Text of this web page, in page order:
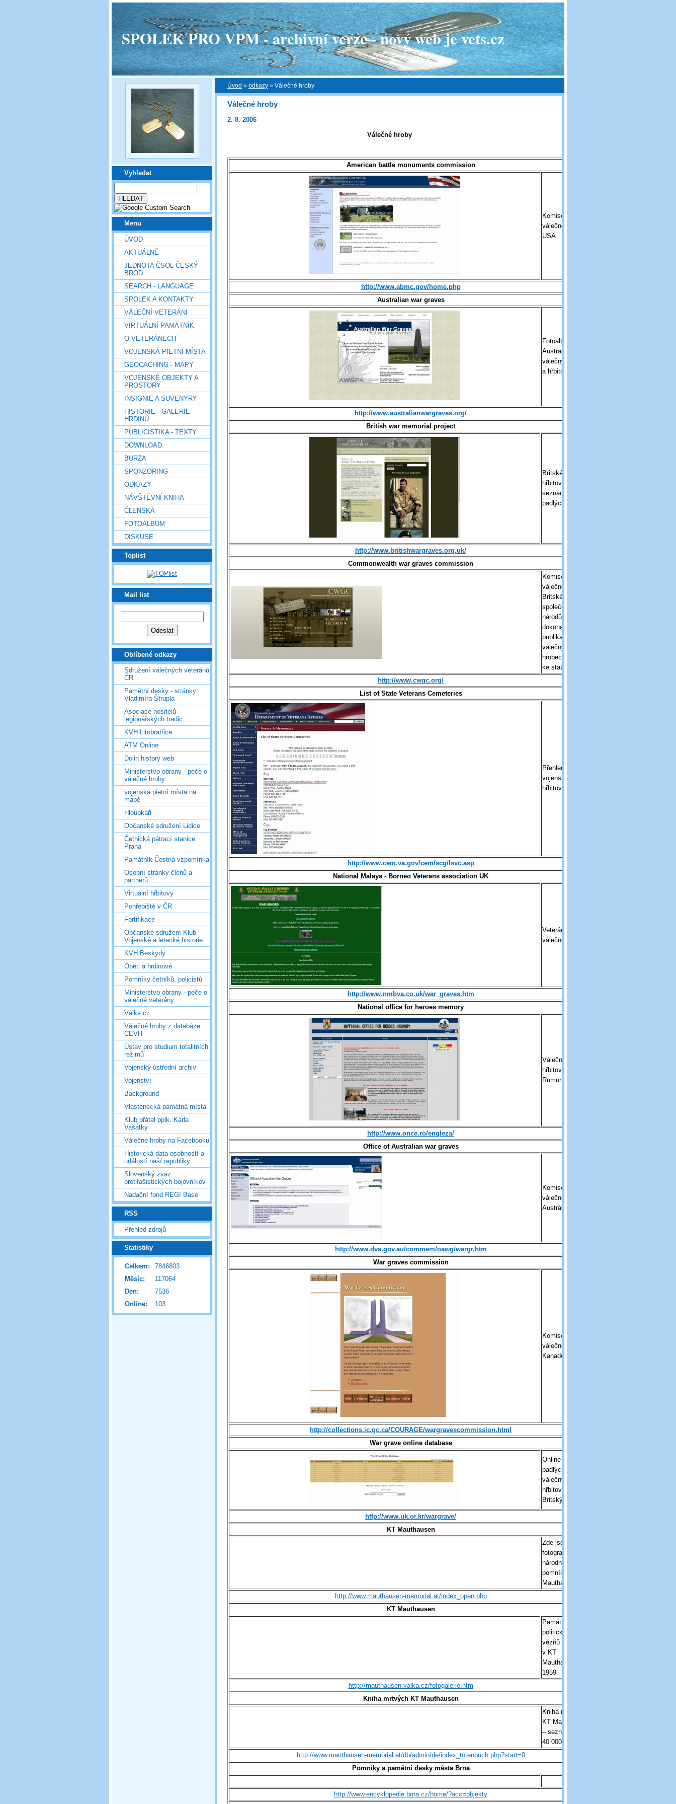
SPOLEK PRO VPM - archivní verze - nový web je vets.cz
Vyhledat
Menu
ÚVOD
AKTUÁLNĚ
JEDNOTA ČSOL ČESKÝ
BROD
SEARCH - LANGUAGE
SPOLEK A KONTAKTY
VÁLEČNÍ VETERÁNI
VIRTUÁLNÍ PAMÁTNÍK
O VETERÁNECH
VOJENSKÁ PIETNÍ MÍSTA
GEOCACHING - MAPY
VOJENSKÉ OBJEKTY A
PROSTORY
INSIGNIE A SUVENYRY
HISTORIE - GALERIE
HRDINŮ
PUBLICISTIKA - TEXTY
DOWNLOAD
BURZA
SPONZORING
ODKAZY
NÁVŠTĚVNÍ KNIHA
ČLENSKÁ
FOTOALBUM
DISKUSE
Toplist
Mail list
Oblíbené odkazy
Sdružení válečných veteránů
ČR
Pamětní desky - stránky
Vladimíra Štrupla
Asociace nositelů
legionářských tradic
KVH Litobratřice
ATM Online
Dolin history web
Ministerstvo obrany - péče o
válečné hroby
vojenská pietní místa na
mapě
Hloubkaři
Občanské sdružení Lidice
Četnická pátrací stanice
Praha
Památník Čestná vzpomínka
Osobní stránky členů a
partnerů
Virtuální hřbitovy
Pohřebiště v ČR
Fortifikace
Občanské sdružení Klub
Vojenské a letecké historie
KVH Beskydy
Oběti a hrdinové
Pomníky četníků, policistů
Ministerstvo obrany - péče o
válečné veterány
Válka.cz
Válečné hroby z databáze
CEVH
Ústav pro studium totalitních
režimů
Vojenský ústřední archiv
Vojenství
Background
Vlastenecká památná místa
Klub přátel pplk. Karla
Vašátky
Válečné hroby na Facebooku
Historická data osobností a
událostí naší republiky
Slovenský zväz
protifašistických bojovníkov
Nadační fond REGI Base
RSS
Přehled zdrojů
Statistiky
Online: 103
Celkem:
7846803
Měsíc:
117064
Den:
7536
Úvod » odkazy » Válečné hroby
Válečné hroby
2. 8. 2006
Válečné hroby
American battle monuments commission
Komise pro
válečné hroby v
USA
http://www.abmc.gov/home.php
Australian war graves
Fotoalbym
Australských
válečných hrobů
a hřbitovů
http://www.australianwargraves.org/
British war memorial project
Britské válečné
hřbitovy a hroby,
seznamy
padlých
http://www.britishwargraves.org.uk/
Commonwealth war graves commission
Komise pro
válečné hroby
Britského
společenství
národů,
dokonalé
publikace o
válečných
hrobech zdarma
ke stažení
http://www.cwgc.org/
List of State Veterans Cemeteries
Přehled státních
vojenských
hřbitovů v USA
http://www.cem.va.gov/cem/scg/lsvc.asp
National Malaya - Borneo Veterans association UK
Veteráni a
válečné hroby
http://www.nmbva.co.uk/war_graves.htm
National office for heroes memory
Válečné hroby a
hřbitovy v
Rumunsku
http://www.once.ro/engleza/
Office of Australian war graves
Komise pro
válečné hroby v
Austrálii
http://www.dva.gov.au/commem/oawg/wargr.htm
War graves commission
Komise pro
válečné hroby v
Kanadě
http://collections.ic.gc.ca/COURAGE/wargravescommission.html
War grave online database
Online databáze
padlých na
válečných
hřbitovech,
Britských vojáků
http://www.uk.or.kr/wargrave/
KT Mauthausen
Zde jsou
fotografie
národních
pomníků v KT
Mauthausen
http://www.mauthausen-memorial.at/index_open.php
KT Mauthausen
Památník čs.
politických
vězňů odhalený
v KT
Mauthausen z r.
1959
http://mauthausen.valka.cz/fotogalerie.htm
Kniha mrtvých KT Mauthausen
Kniha mrtvých
KT Mauthausen
– seznam skoro
40 000 jmen
http://www.mauthausen-memorial.at/db/admin/de/index_totenbuch.php?start=0
Pomníky a pamětní desky města Brna
http://www.encyklopedie.brna.cz/home/?acc=objekty